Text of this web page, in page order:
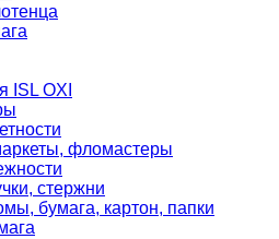
ISL OXI
фломастеры
стержни
бумага, картон, папки